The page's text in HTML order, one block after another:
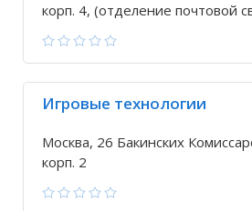
корп. 4, (отделение почтовой
Игровые технологии
Москва, 26 Бакинских
корп. 2